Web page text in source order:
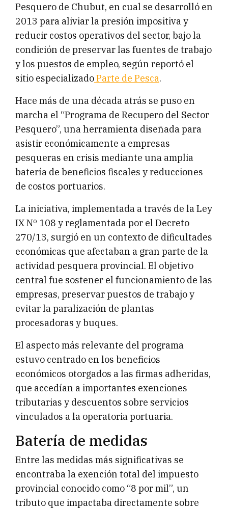
Pesquero de Chubut, en cual se desarrolló en
2013 para aliviar la presión impositiva y
reducir costos operativos del sector, bajo la
condición de preservar las fuentes de trabajo
y los puestos de empleo, según reportó el
sitio especializadoParte de Pesca.
Hace más de una década atrás se puso en
marcha el “Programa de Recupero del Sector
Pesquero”, una herramienta diseñada para
asistir económicamente a empresas
pesqueras en crisis mediante una amplia
batería de beneficios fiscales y reducciones
de costos portuarios.
La iniciativa, implementada a través de la Ley
IX Nº 108 y reglamentada por el Decreto
270/13, surgió en un contexto de dificultades
económicas que afectaban a gran parte de la
actividad pesquera provincial. El objetivo
central fue sostener el funcionamiento de las
empresas, preservar puestos de trabajo y
evitar la paralización de plantas
procesadoras y buques.
El aspecto más relevante del programa
estuvo centrado en los beneficios
económicos otorgados a las firmas adheridas,
que accedían a importantes exenciones
tributarias y descuentos sobre servicios
vinculados a la operatoria portuaria.
Batería de medidas
Entre las medidas más significativas se
encontraba la exención total del impuesto
provincial conocido como “8 por mil”, un
tributo que impactaba directamente sobre